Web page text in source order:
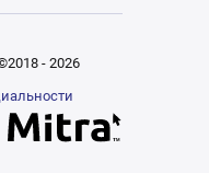
- 2026